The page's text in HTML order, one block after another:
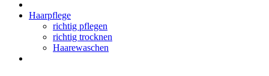
Haarpflege
richtig pflegen
richtig trocknen
Haarewaschen